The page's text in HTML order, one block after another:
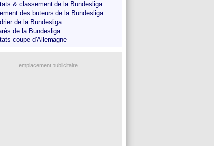
& classement de la Bundesliga
des buteurs de la Bundesliga
de la Bundesliga
de la Bundesliga
coupe d'Allemagne
emplacement publicitaire